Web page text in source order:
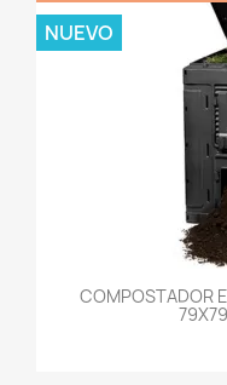
COMPOSTADOR
NUEVO